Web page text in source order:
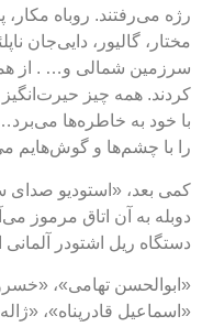
رژه می‌رفتند. روباه
مختار، گالیور، دایی‌جان
سرزمین شمالی و… . از
کردند. همه چیز
با خود به خاطره‌ها
را با چشم‌ها و گوش‌هایم
کمی بعد، «استودیو
دوبله به آن اتاق مرموز
دستگاه ریل اشتودر آلمانی
«ابوالحسن تهامی»،
«اسماعیل قادرپناه»،